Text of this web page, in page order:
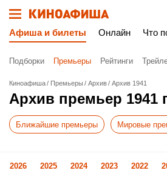
Афиша и билеты Онлайн Что
Подборки Премьеры Рейтинги
Киноафиша Премьеры Архив Архив 1941
Архив премьер 1941
Ближайшие премьеры Мировые
2026 2025 2024 2023 2022